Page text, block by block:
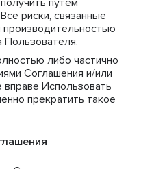
путём
риски, связанные
Пользователя.
либо частично
Соглашения и/или
Использовать
прекратить такое